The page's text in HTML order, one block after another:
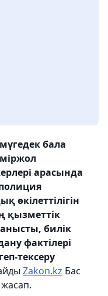
бала
арасында
өкілеттілігін
қызметтік
билік
фактілері
тексеру
Zakon.kz Бас
жасап.